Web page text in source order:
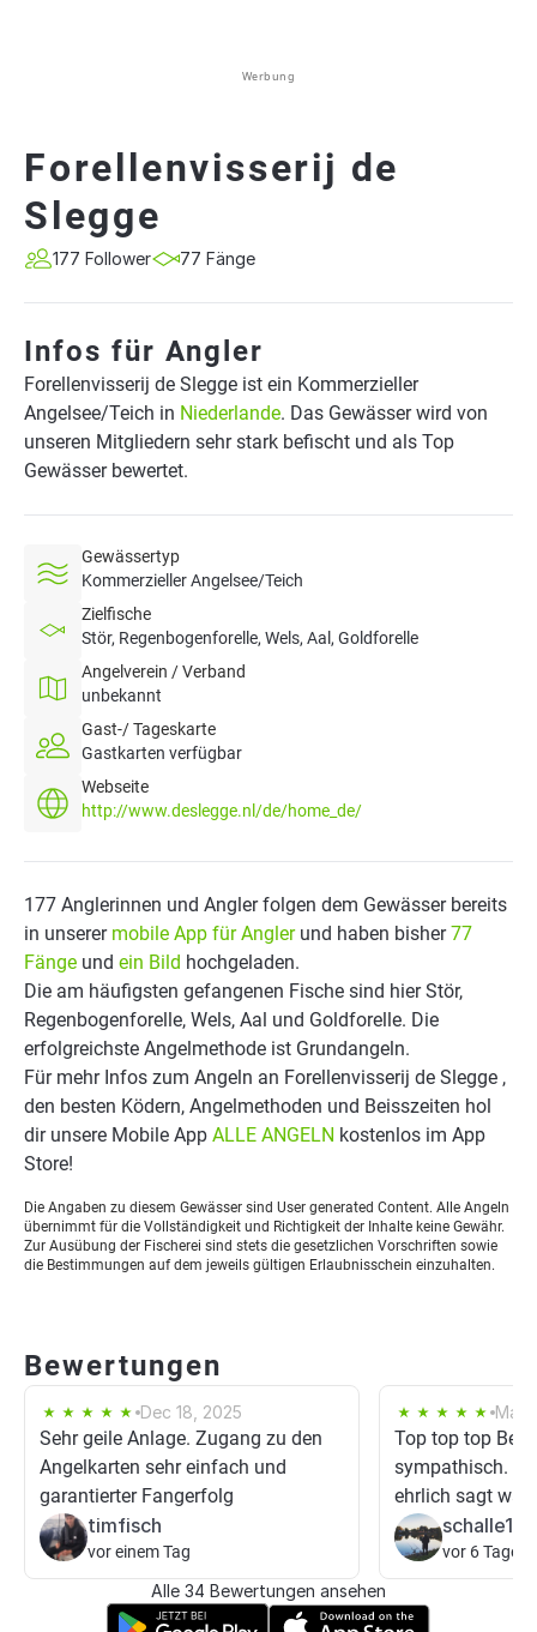
Werbung
Forellenvisserij de
Slegge
177 Follower 77 Fänge
Infos für Angler
Forellenvisserij de Slegge ist ein Kommerzieller
Angelsee/Teich in Niederlande. Das Gewässer wird von
unseren Mitgliedern sehr stark befischt und als Top
Gewässer bewertet.
Gewässertyp
Kommerzieller Angelsee/Teich
Zielfische
Stör, Regenbogenforelle, Wels, Aal, Goldforelle
Angelverein / Verband
unbekannt
Gast-/ Tageskarte
Gastkarten verfügbar
Webseite
http://www.deslegge.nl/de/home_de/
177 Anglerinnen und Angler folgen dem Gewässer bereits
in unserer mobile App für Anglerund haben bisher77
Fänge und ein Bild hochgeladen.
Die am häufigsten gefangenen Fische sind hier Stör,
Regenbogenforelle, Wels, Aal und Goldforelle. Die
erfolgreichste Angelmethode ist Grundangeln.
Für mehr Infos zum Angeln an Forellenvisserij de Slegge ,
den besten Ködern, Angelmethoden und Beisszeiten hol
dir unsere Mobile App ALLE ANGELN kostenlos im App
Store!
Die Angaben zu diesem Gewässer sind User generated Content. Alle Angeln
übernimmt für die Vollständigkeit und Richtigkeit der Inhalte keine Gewähr.
Zur Ausübung der Fischerei sind stets die gesetzlichen Vorschriften sowie
die Bestimmungen auf dem jeweils gültigen Erlaubnisschein einzuhalten.
Bewertungen
Dec 18, 2025
Sehr geile Anlage. Zugang zu den
Angelkarten sehr einfach und
garantierter Fangerfolg
timfisch
vor einem Tag
May
Top top top
sympathisch.
ehrlich sagt was
schalle196
vor 6 Tagen
Alle 34 Bewertungen ansehen